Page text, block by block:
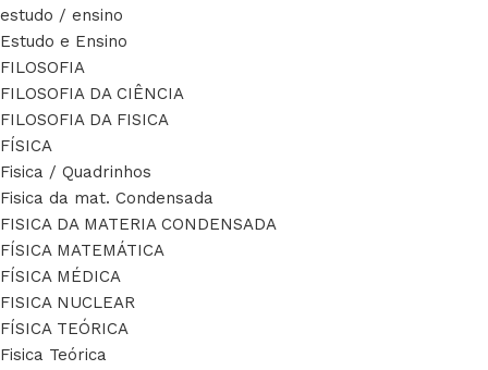
estudo / ensino
Estudo e Ensino
FILOSOFIA
FILOSOFIA DA CIÊNCIA
FILOSOFIA DA FISICA
FÍSICA
Fisica / Quadrinhos
Fisica da mat. Condensada
FISICA DA MATERIA CONDENSADA
FÍSICA MATEMÁTICA
FÍSICA MÉDICA
FISICA NUCLEAR
FÍSICA TEÓRICA
Fisica Teórica